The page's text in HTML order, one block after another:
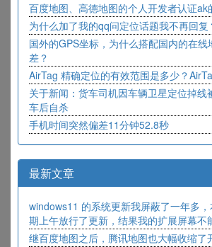
百度地图、高德地图的个人开发者认证ak
为什么加了我的qq问定位话题我不再回复
国外的GPS坐标，为什么搭配国内的在线
差？
AirTag 精确定位的有效范围是多少？
关于新闻：货车司机因车辆卫星定位掉线
车后自杀
手机时间突然偏差11分钟52.8秒
最新文章
windows11 的系统更新我屏蔽了一年多
期上午放行了更新，结果我的扩展屏幕不
继百度地图之后，腾讯地图也大幅收缩了